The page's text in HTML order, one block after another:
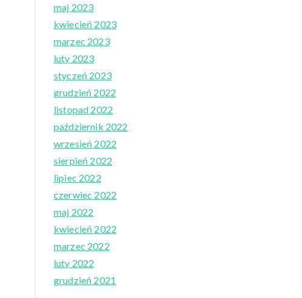
maj 2023
kwiecień 2023
marzec 2023
luty 2023
styczeń 2023
grudzień 2022
listopad 2022
październik 2022
wrzesień 2022
sierpień 2022
lipiec 2022
czerwiec 2022
maj 2022
kwiecień 2022
marzec 2022
luty 2022
grudzień 2021